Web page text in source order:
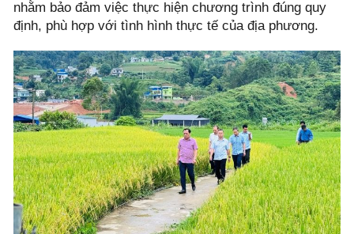
nhằm bảo đảm việc thực hiện chương trình đúng quy
định, phù hợp với tình hình thực tế của địa phương.